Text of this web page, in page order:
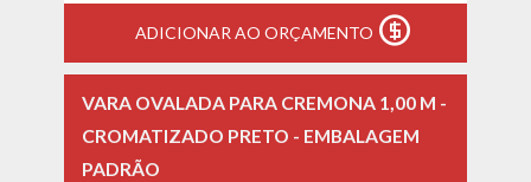
ADICIONAR AO ORÇAMENTO
VARA OVALADA PARA CREMONA 1,00 M -
CROMATIZADO PRETO - EMBALAGEM
PADRÃO